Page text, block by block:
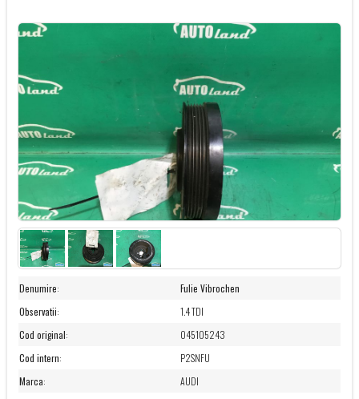
Denumire:
Fulie Vibrochen
Observatii:
1.4 TDI
Cod original:
045105243
Cod intern:
P2SNFU
Marca:
AUDI